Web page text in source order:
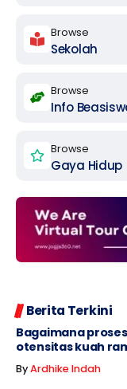
Browse
Sekolah
Browse
Info
Browse
Gaya Hidup
Berita Terkini
Bagaimana
otensitas kuah
ByArdhike Indah